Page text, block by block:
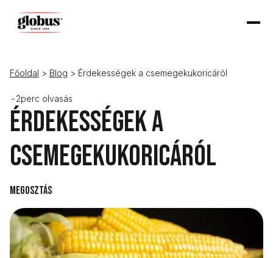
Főoldal > Blog > Érdekességek a csemegekukoricáról
-2perc olvasás
Érdekességek a
csemegekukoricáról
Megosztás